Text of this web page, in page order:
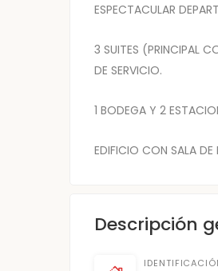
ESPECTACULAR
3 SUITES (PRINCIPAL
DE SERVICIO.
1 BODEGA Y 2
EDIFICIO CON SALA
Descripción